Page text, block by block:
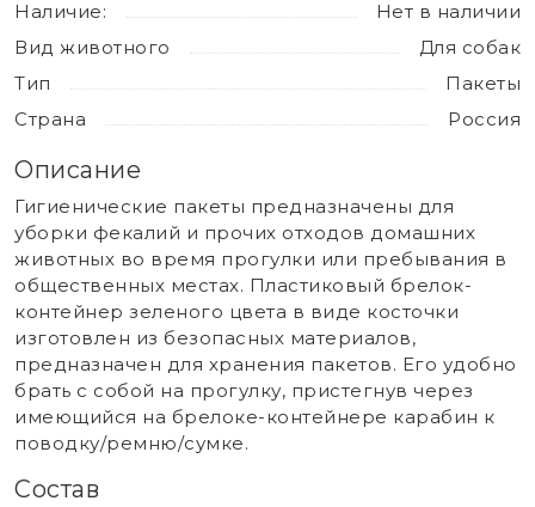
Наличие:
Нет в наличии
Вид животного
Для собак
Тип
Пакеты
Страна
Россия
Описание
Гигиенические пакеты предназначены для
уборки фекалий и прочих отходов домашних
животных во время прогулки или пребывания в
общественных местах. Пластиковый брелок-
контейнер зеленого цвета в виде косточки
изготовлен из безопасных материалов,
предназначен для хранения пакетов. Его удобно
брать с собой на прогулку, пристегнув через
имеющийся на брелоке-контейнере карабин к
поводку/ремню/сумке.
Состав